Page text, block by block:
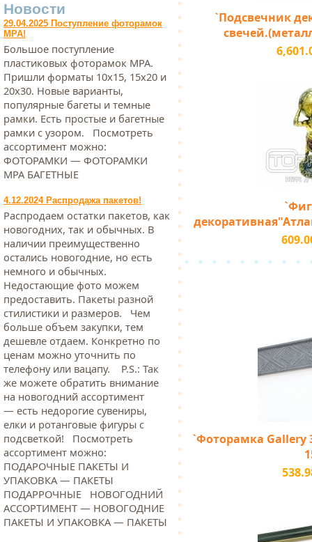
Новости
29.04.2025 Поступление фоторамок
МРА!
Большое поступление
пластиковых фоторамок МРА.
Пришли форматы 10х15, 15х20 и
20х30. Новые варианты,
популярные багеты и темные
рамки. Есть простые и багетные
рамки с узором. Посмотреть
ассортимент можно:
ФОТОРАМКИ — ФОТОРАМКИ
МРА БАГЕТНЫЕ
4.12.2024 Распродажа пакетов!
Распродаем остатки пакетов, как
новогодних, так и обычных. В
наличии преимущественно
остались новогодние, но есть
немного и обычных.
Недостающие фото можем
предоставить. Пакеты разной
стилистики и размеров. Чем
больше объем закупки, тем
дешевле отдаем. Конкретно по
ценам можно уточнить по
телефону или вацапу. Р.S.: Так
же можете обратить внимание
на новогодний ассортимент
— есть недорогие сувениры,
елки и ротанговые фигуры с
подсветкой! Посмотреть
ассортимент можно:
ПОДАРОЧНЫЕ ПАКЕТЫ И
УПАКОВКА — ПАКЕТЫ
ПОДАРРОЧНЫЕ НОВОГОДНИЙ
АССОРТИМЕНТ — НОВОГОДНИЕ
ПАКЕТЫ И УПАКОВКА — ПАКЕТЫ
`Подсвечник
`Фоторамка Gallery